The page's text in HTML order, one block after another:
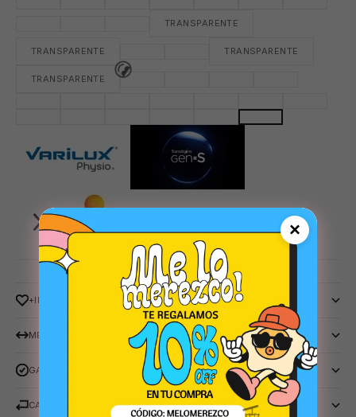
TRANSPARENTE
TRANSPARENTE TRANSPARENTE
TRANSPARENTE
+INFO
MEDIDAS
GARANTIA LENS.
CAMBIOS Y DEVOLUCIONES
×
😎